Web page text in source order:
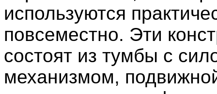
используются
повсеместно. Эти
состоят из тумбы с
механизмом,